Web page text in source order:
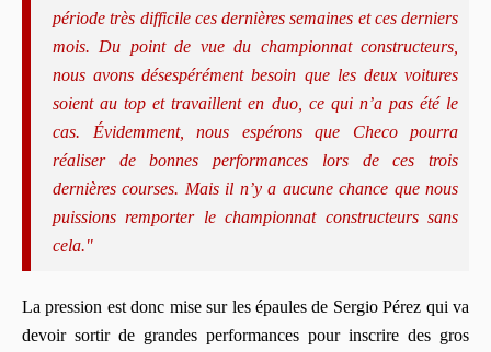
période très difficile ces dernières semaines et ces derniers
mois. Du point de vue du championnat constructeurs,
nous avons désespérément besoin que les deux voitures
soient au top et travaillent en duo, ce qui n’a pas été le
cas. Évidemment, nous espérons que Checo pourra
réaliser de bonnes performances lors de ces trois
dernières courses. Mais il n’y a aucune chance que nous
puissions remporter le championnat constructeurs sans
cela."
La pression est donc mise sur les épaules de Sergio Pérez qui va
devoir sortir de grandes performances pour inscrire des gros